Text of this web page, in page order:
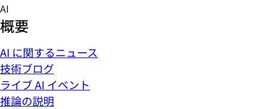
Skip
to
content
AI
概要
AI に関するニュース
技術ブログ
ライブ AI イベント
推論の説明